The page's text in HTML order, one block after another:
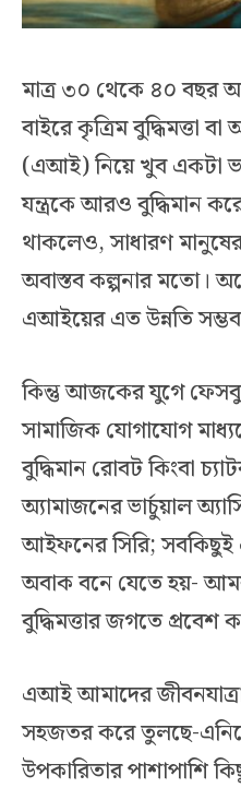
মাত্র ৩০ থেকে ৪০ বছর
বাইরে কৃত্রিম বুদ্ধিমত্তা
(এআই) নিয়ে খুব একটা
যন্ত্রকে আরও বুদ্ধিমান
থাকলেও, সাধারণ
অবাস্তব কল্পনার মতো।
এআইয়ের এত উন্নতি সম্ভব।
কিন্তু আজকের যুগে
সামাজিক যোগাযোগ
বুদ্ধিমান রোবট কিংবা
অ্যামাজনের ভার্চুয়াল
আইফনের সিরি;
অবাক বনে যেতে হয়-
বুদ্ধিমত্তার জগতে প্রবেশ
এআই আমাদের
সহজতর করে তুলছে-
উপকারিতার পাশাপাশি